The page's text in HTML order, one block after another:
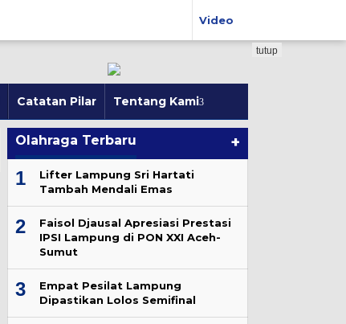
Video
Catatan Pilar Tentang Kami
tutup
Olahraga Terbaru +
1
Lifter Lampung Sri Hartati
Tambah Mendali Emas
2
Faisol Djausal Apresiasi Prestasi
IPSI Lampung di PON XXI Aceh-
Sumut
3
Empat Pesilat Lampung
Dipastikan Lolos Semifinal